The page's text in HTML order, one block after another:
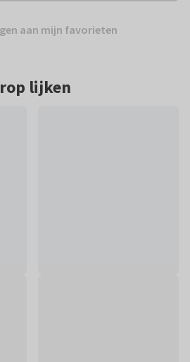
aan mijn favorieten
lijken